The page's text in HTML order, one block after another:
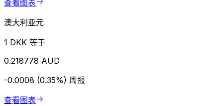
查看图表
澳大利亚元
1 DKK 等于
0.218778 AUD
-0.0008 (0.35%) 周报
查看图表